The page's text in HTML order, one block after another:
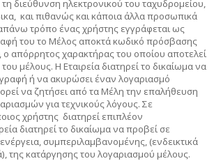
διεύθυνση ηλεκτρονικού του ταχυδρομείου,
και πιθανώς και κάποια άλλα προσωπικά
τρόπο ένας χρήστης εγγράφεται ως
του το Μέλος αποκτά κωδικό πρόσβασης
ο απόρρητος χαρακτήρας του οποίου αποτελεί
μέλους. Η Εταιρεία διατηρεί το δικαίωμα να
ή να ακυρώσει έναν λογαριασμό
να ζητήσει από τα Μέλη την επαλήθευση
για τεχνικούς λόγους. Σε
χρήστης διατηρεί επιπλέον
διατηρεί το δικαίωμα να προβεί σε
συμπεριλαμβανομένης, (ενδεικτικά
της κατάργησης του λογαριασμού μέλους.